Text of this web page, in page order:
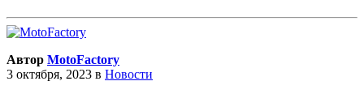
Автор MotoFactory
3 октября, 2023 в Новости